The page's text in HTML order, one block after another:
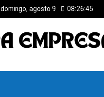
domingo, agosto 9 08:26:46